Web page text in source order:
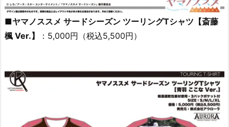
■ヤマノススメ サードシーズン ツーリングTシャツ【斎藤
楓 Ver.】
：5,000円（税込5,500円）